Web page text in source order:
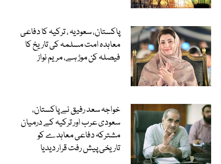
پاکستان، سعودیہ ، ترکیہ کا دفاعی
معاہدہ امت مسلمہ کی تاریخ کا
فیصلہ کن موڑ ہے، مریم نواز
خواجہ سعد رفیق نے پاکستان،
سعودی عرب اور ترکیہ کے درمیان
مشترکہ دفاعی معاہدے کو
تاریخی پیش رفت قرار دیدیا